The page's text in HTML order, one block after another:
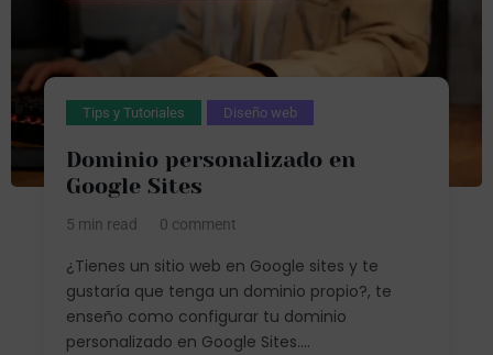
Tips y Tutoriales Diseño web
Dominio personalizado en
Google Sites
5 min read 0 comment
¿Tienes un sitio web en Google sites y te
gustaría que tenga un dominio propio?, te
enseño como configurar tu dominio
personalizado en Google Sites....